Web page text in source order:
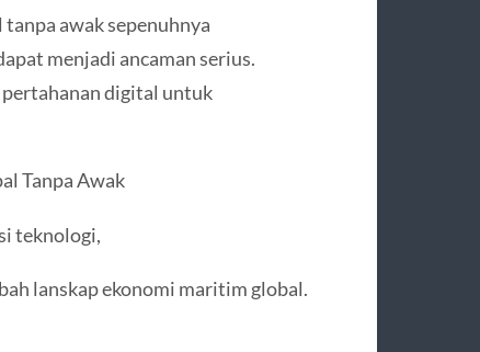
tanpa awak sepenuhnya
menjadi ancaman serius.
digital untuk
Tanpa Awak
teknologi,
lanskap ekonomi maritim global.